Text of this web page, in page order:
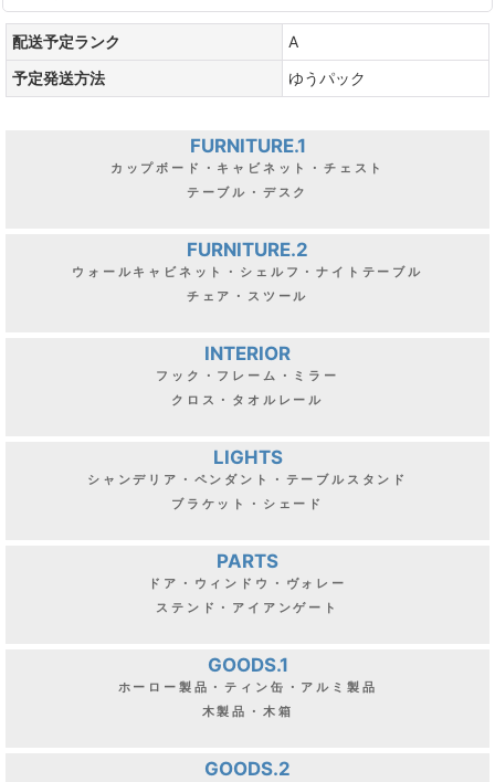
配送予定ランク
A
予定発送方法
ゆうパック
FURNITURE.1
カップボード・キャビネット・チェスト
テーブル・デスク
FURNITURE.2
ウォールキャビネット・シェルフ・ナイトテーブル
チェア・スツール
INTERIOR
フック・フレーム・ミラー
クロス・タオルレール
LIGHTS
シャンデリア・ペンダント・テーブルスタンド
ブラケット・シェード
PARTS
ドア・ウィンドウ・ヴォレー
ステンド・アイアンゲート
GOODS.1
ホーロー製品・ティン缶・アルミ製品
木製品・木箱
GOODS.2